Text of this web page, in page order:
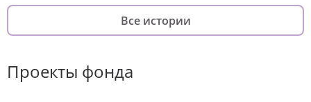
Все истории
Проекты фонда